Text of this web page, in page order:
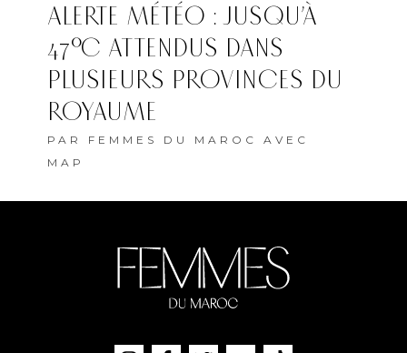
ALERTE MÉTÉO : JUSQU’À
47°C ATTENDUS DANS
PLUSIEURS PROVINCES DU
ROYAUME
PAR FEMMES DU MAROC AVEC
MAP